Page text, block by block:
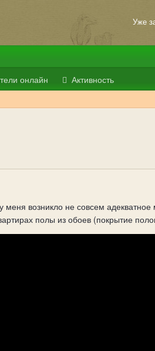
Уже
онлайн Активность
возникло не совсем
полы из обоев (покрытие